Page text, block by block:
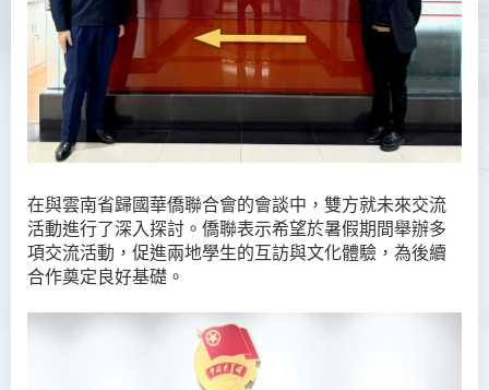
在與雲南省歸國華僑聯合會的會談中，雙方就未來交流
活動進行了深入探討。僑聯表示希望於暑假期間舉辦多
項交流活動，促進兩地學生的互訪與文化體驗，為後續
合作奠定良好基礎。